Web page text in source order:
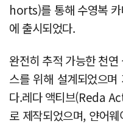
horts)를 통해 수영복
에 출시되었다.
완전히 추적 가능한 천
스를 위해 설계되었으
다.레다 액티브(Reda
로 제작되었으며, 얀어